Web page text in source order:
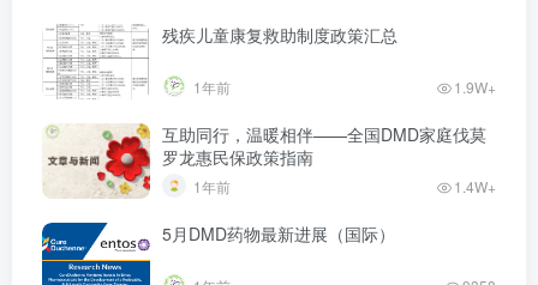
残疾儿童康复救助制度政策汇总
1年前 1.9W+
互助同行，温暖相伴——全国DMD家庭伐莫
罗龙惠民保政策指南
1年前 1.4W+
5月DMD药物最新进展（国际）